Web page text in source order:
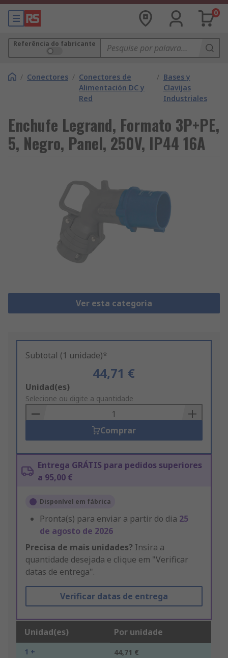
0
Referência do fabricante
/ Conectores / Conectores de
Alimentación DC y
Red
/ Bases y
Clavijas
Industriales
Enchufe Legrand, Formato 3P+PE,
5, Negro, Panel, 250V, IP44 16A
Ver esta categoria
Subtotal (1 unidade)*
44,71 €
Add
to
Basket
Unidad(es)
Selecione ou digite a quantidade
Comprar
Entrega GRÁTIS para pedidos superiores
a 95,00 €
Disponível em fábrica
Pronta(s) para enviar a partir do dia 25
de agosto de 2026
Precisa de mais unidades? Insira a
quantidade desejada e clique em "Verificar
datas de entrega".
Verificar datas de entrega
Unidad(es) Por unidade
1 + 44,71 €